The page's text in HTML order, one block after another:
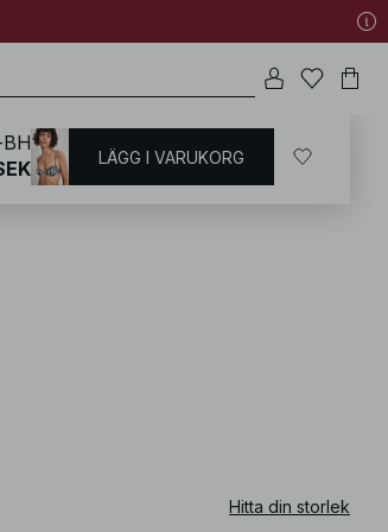
/ Bikiniöverdelar / Bikinis med bygel
Hitta din storlek
LÄGG I VARUKORG